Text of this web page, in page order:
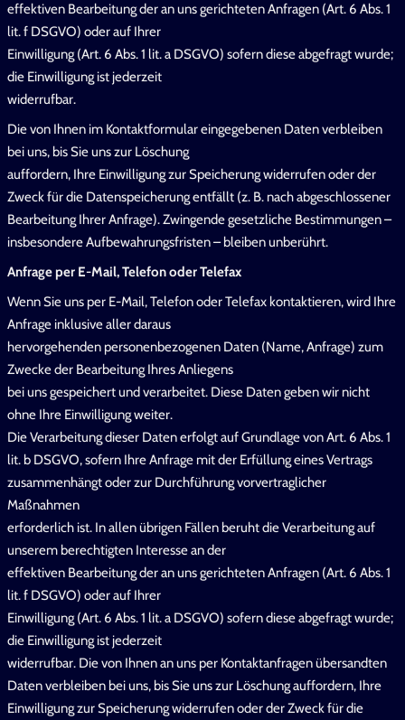
effektiven Bearbeitung der an uns gerichteten Anfragen (Art. 6 Abs. 1
lit. f DSGVO) oder auf Ihrer
Einwilligung (Art. 6 Abs. 1 lit. a DSGVO) sofern diese abgefragt wurde;
die Einwilligung ist jederzeit
widerrufbar.
Die von Ihnen im Kontaktformular eingegebenen Daten verbleiben
bei uns, bis Sie uns zur Löschung
auffordern, Ihre Einwilligung zur Speicherung widerrufen oder der
Zweck für die Datenspeicherung entfällt (z. B. nach abgeschlossener
Bearbeitung Ihrer Anfrage). Zwingende gesetzliche Bestimmungen –
insbesondere Aufbewahrungsfristen – bleiben unberührt.
Anfrage per E-Mail, Telefon oder Telefax
Wenn Sie uns per E-Mail, Telefon oder Telefax kontaktieren, wird Ihre
Anfrage inklusive aller daraus
hervorgehenden personenbezogenen Daten (Name, Anfrage) zum
Zwecke der Bearbeitung Ihres Anliegens
bei uns gespeichert und verarbeitet. Diese Daten geben wir nicht
ohne Ihre Einwilligung weiter.
Die Verarbeitung dieser Daten erfolgt auf Grundlage von Art. 6 Abs. 1
lit. b DSGVO, sofern Ihre Anfrage mit der Erfüllung eines Vertrags
zusammenhängt oder zur Durchführung vorvertraglicher
Maßnahmen
erforderlich ist. In allen übrigen Fällen beruht die Verarbeitung auf
unserem berechtigten Interesse an der
effektiven Bearbeitung der an uns gerichteten Anfragen (Art. 6 Abs. 1
lit. f DSGVO) oder auf Ihrer
Einwilligung (Art. 6 Abs. 1 lit. a DSGVO) sofern diese abgefragt wurde;
die Einwilligung ist jederzeit
widerrufbar. Die von Ihnen an uns per Kontaktanfragen übersandten
Daten verbleiben bei uns, bis Sie uns zur Löschung auffordern, Ihre
Einwilligung zur Speicherung widerrufen oder der Zweck für die